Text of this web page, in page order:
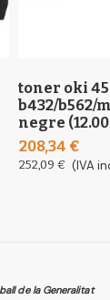
toner oki
b432/b562/
negre
208,34 €
252,09 € (IVA
de la Generalitat